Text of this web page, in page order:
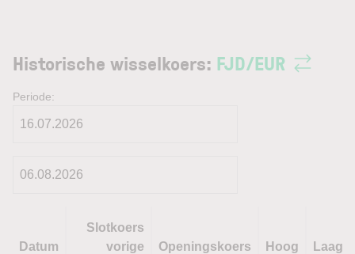
Historische wisselkoers: FJD/EUR
Periode:
Datum
Slotkoers
vorige
Openingskoers Hoog Laag